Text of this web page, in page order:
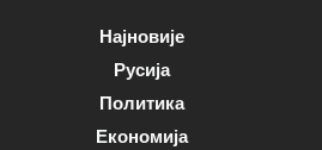
Најновије
Русија
Политика
Економија